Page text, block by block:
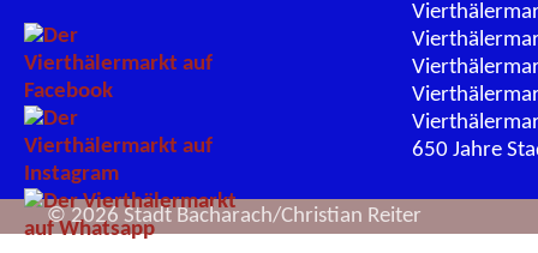
650 Jahre
© 2026 Stadt Bacharach/Christian Reiter